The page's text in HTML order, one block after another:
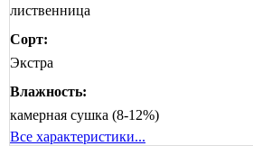
лиственница
Сорт:
Экстра
Влажность:
камерная сушка (8-12%)
Все характеристики...